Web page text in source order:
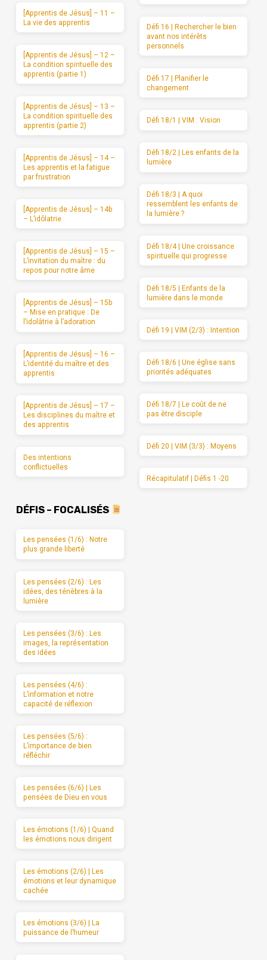
[Apprentis de Jésus] – 11 –
La vie des apprentis
[Apprentis de Jésus] – 12 –
La condition spirituelle des
apprentis (partie 1)
[Apprentis de Jésus] – 13 –
La condition spirituelle des
apprentis (partie 2)
[Apprentis de Jésus] – 14 –
Les apprentis et la fatigue
par frustration
[Apprentis de Jésus] – 14b
– L’idôlatrie
[Apprentis de Jésus] – 15 –
L’invitation du maître : du
repos pour notre âme
[Apprentis de Jésus] – 15b
– Mise en pratique : De
l’idolâtrie à l’adoration
[Apprentis de Jésus] – 16 –
L’identité du maître et des
apprentis
[Apprentis de Jésus] – 17 –
Les disciplines du maître et
des apprentis
Des intentions
conflictuelles
Défi 16 | Rechercher le bien
avant nos intérêts
personnels
Défi 17 | Planifier le
changement
Défi 18/1 | VIM : Vision
Défi 18/2 | Les enfants de la
lumière
Défi 18/3 | A quoi
ressemblent les enfants de
la lumière ?
Défi 18/4 | Une croissance
spirituelle qui progresse
Défi 18/5 | Enfants de la
lumière dans le monde
Défi 19 | VIM (2/3) : Intention
Défi 18/6 | Une église sans
priorités adéquates
Défi 18/7 | Le coût de ne
pas être disciple
Défi 20 | VIM (3/3) : Moyens
Récapitulatif | Défis 1 -20
DÉFIS – FOCALISÉS
Les pensées (1/6) : Notre
plus grande liberté
Les pensées (2/6) : Les
idées, des ténèbres à la
lumière
Les pensées (3/6) : Les
images, la représentation
des idées
Les pensées (4/6) :
L’information et notre
capacité de réflexion
Les pensées (5/6) :
L’importance de bien
réfléchir
Les pensées (6/6) | Les
pensées de Dieu en vous
Les émotions (1/6) | Quand
les émotions nous dirigent
Les émotions (2/6) | Les
émotions et leur dynamique
cachée
Les émotions (3/6) | La
puissance de l’humeur